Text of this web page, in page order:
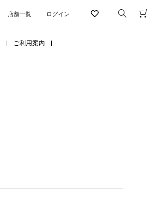
ログイン
店舗一覧
ご利用案内